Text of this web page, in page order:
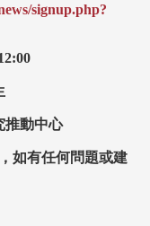
signup.php?
推動中心
如有任何問題或建